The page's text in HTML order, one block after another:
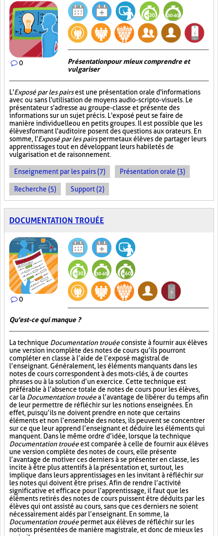
0
Présentation pour mieux comprendre et
vulgariser
L'Exposé par les pairsest une présentation orale d'informations
avec ou sans l'utilisation de moyens audio-scripto-visuels. Le
présentateur s'adresse au groupe-classe et présente des
informations sur un sujet précis. L'exposé peut se faire de
manière individuelle ou en petits groupes. Il est possible que les
élèves formant l'auditoire posent des questions aux orateurs. En
somme, l'Exposé par les pairspermet aux élèves de partager leurs
apprentissages tout en développant leurs habiletés de
vulgarisation et de raisonnement.
Enseignement par les pairs (7) Présentation orale (3)
Recherche (5) Support (2)
DOCUMENTATION TROUÉE
0
Qu'est-ce qui manque ?
La technique Documentation trouéeconsiste à fournir aux élèves
une version incomplète des notes de cours qu’ils pourront
compléter en classe à l’aide de l’exposé magistral de
l’enseignant. Généralement, les éléments manquants dans les
notes de cours correspondent à des mots-clés, à de courtes
phrases ou à la solution d’un exercice. Cette technique est
préférable à l’absence totale de notes de cours pour les élèves,
car la Documentation trouéea l’avantage de libérer du temps afin
de leur permettre de réfléchir sur les notions enseignées. En
effet, puisqu’ils ne doivent prendre en note que certains
éléments et non l’ensemble des notes, ils peuvent se concentrer
sur ce que leur apprend l’enseignant et déduire les éléments qui
manquent. Dans le même ordre d’idée, lorsque la technique
Documentation trouéeest comparée à celle de fournir aux élèves
une version complète des notes de cours, elle présente
l’avantage de motiver ces derniers à se présenter en classe, les
incite à être plus attentifs à la présentation et, surtout, les
implique dans leurs apprentissages en les invitant à réfléchir sur
les notes qui doivent être prises. Afin de rendre l’activité
significative et efficace pour l’apprentissage, il faut que les
éléments retirés des notes de cours puissent être déduits par les
élèves qui ont assisté au cours, sans que ces derniers ne soient
nécessairement aidés par l’enseignant. En somme, la
Documentation trouéepermet aux élèves de réfléchir sur les
notions présentées de manière magistrale, et donc de mieux les